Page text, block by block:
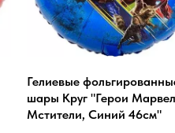
Гелиевые
шары Круг "Герои
Мстители, Синий 46см"